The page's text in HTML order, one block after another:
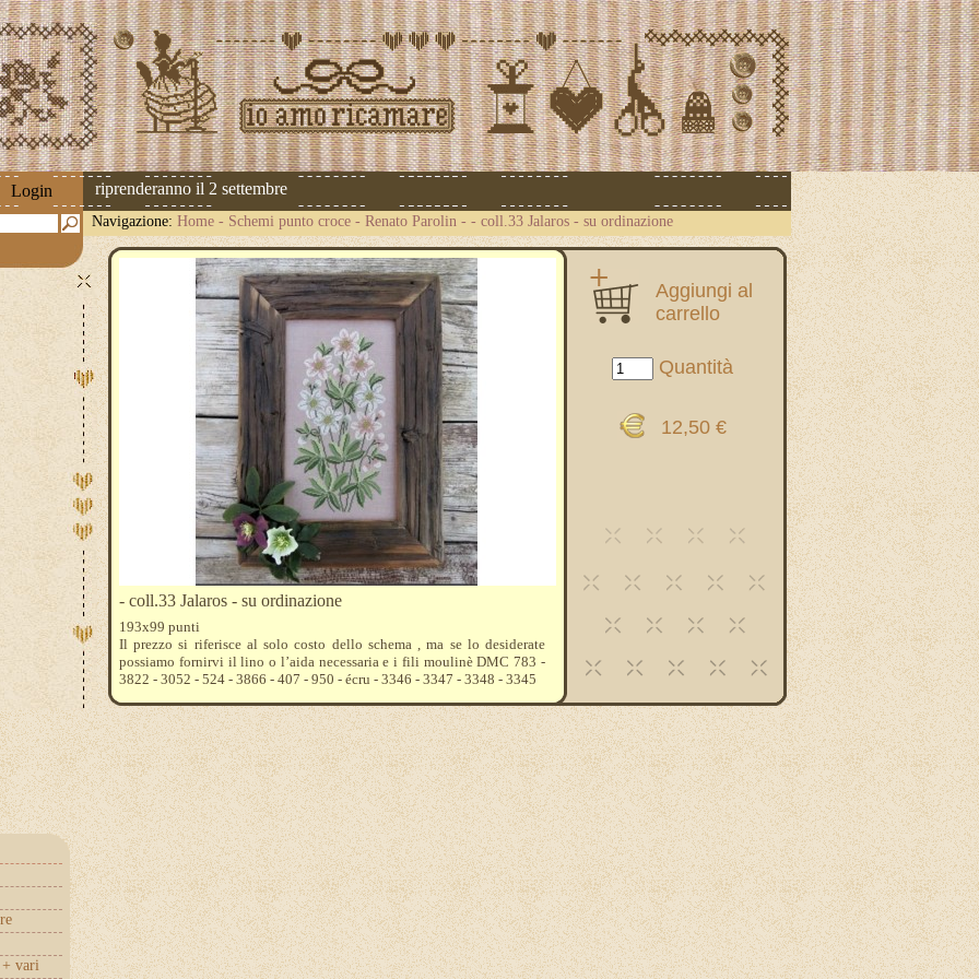
Login riprenderanno il 2 settembre
Navigazione: Home - Schemi punto croce - Renato Parolin - - coll.33 Jalaros - su ordinazione
+ vari
Aggiungi al
carrello
Quantità
12,50 €
- coll.33 Jalaros - su ordinazione
193x99 punti
Il prezzo si riferisce al solo costo dello schema , ma se lo desiderate
possiamo fornirvi il lino o l’aida necessaria e i fili moulinè DMC 783 -
3822 - 3052 - 524 - 3866 - 407 - 950 - écru - 3346 - 3347 - 3348 - 3345